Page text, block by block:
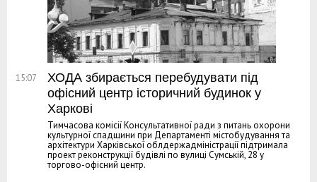
15:07
ХОДА збирається перебудувати під
офісний центр історичний будинок у
Харкові
Тимчасова комісії Консультативної ради з питань охорони
культурної спадщини при Департаменті містобудування та
архітектури Харківської облдержадміністрації підтримала
проект реконструкції будівлі по вулиці Сумській, 28 у
торгово-офісний центр.